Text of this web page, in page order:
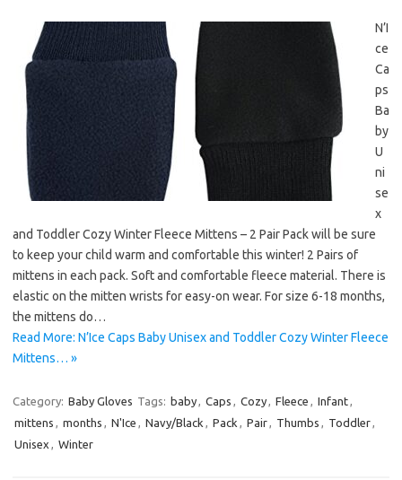
N’I
ce
Ca
ps
Ba
by
U
ni
se
x
and Toddler Cozy Winter Fleece Mittens – 2 Pair Pack will be sure
to keep your child warm and comfortable this winter! 2 Pairs of
mittens in each pack. Soft and comfortable fleece material. There is
elastic on the mitten wrists for easy-on wear. For size 6-18 months,
the mittens do…
Read More: N’Ice Caps Baby Unisex and Toddler Cozy Winter Fleece
Mittens… »
Category: Baby Gloves Tags: baby, Caps , Cozy, Fleece , Infant,
mittens , months , N'Ice , Navy/Black , Pack , Pair, Thumbs , Toddler,
Unisex , Winter